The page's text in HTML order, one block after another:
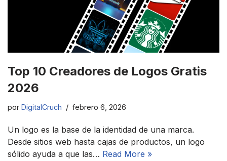
Top 10 Creadores de Logos Gratis
2026
por DigitalCruch febrero 6, 2026
Un logo es la base de la identidad de una marca.
Desde sitios web hasta cajas de productos, un logo
sólido ayuda a que las… Read More »